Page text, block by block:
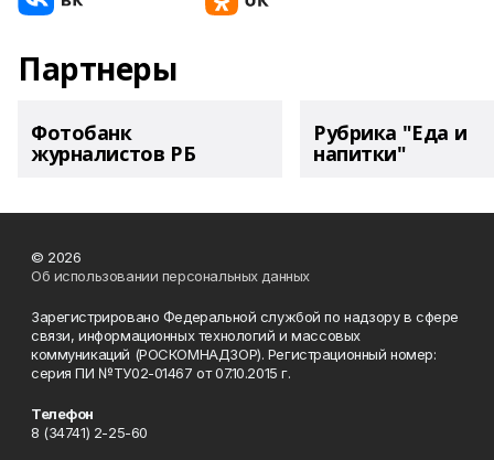
Партнеры
Фотобанк
журналистов РБ
Рубрика "Еда и
напитки"
© 2026
Об использовании персональных данных
Зарегистрировано Федеральной службой по надзору в сфере
связи, информационных технологий и массовых
коммуникаций (РОСКОМНАДЗОР). Регистрационный номер:
серия ПИ №ТУ02-01467 от 07.10.2015 г.
Телефон
8 (34741) 2-25-60